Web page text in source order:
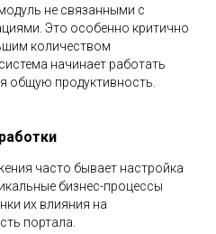
не связанными с
Это особенно критично
количеством
начинает работать
общую продуктивность.
часто бывает настройка
бизнес-процессы
их влияния на
портала.